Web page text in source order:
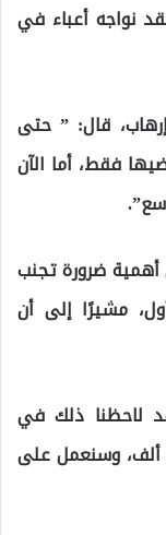
نواجه أعباء في
قال: ” حتى
فقط، أما الآن
أهمية ضرورة تجنب
مشيرًا إلى أن
لاحظنا ذلك في
ارتفاع عدد الأعضاء إلى 11 مليون و 200 ألف، وسنعمل على